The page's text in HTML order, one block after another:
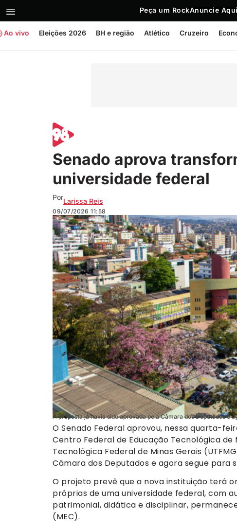
Peça um RockAnuncie Aqui
Ao vivo Eleições 2026 BH e região Atlético Cruzeiro
Senado aprova
universidade federal
PorLarissa Reis
09/07/2026 11:58
A proposta já havia sido aprovada pela Câmara dos Deputados e
O Senado Federal aprovou, nessa quarta-
Centro Federal de Educação Tecnológica
Tecnológica Federal de Minas Gerais
Câmara dos Deputados e agora segue para
O projeto prevê que a nova instituição terá
próprias de uma universidade federal, com
patrimonial, didática e disciplinar,
(MEC).